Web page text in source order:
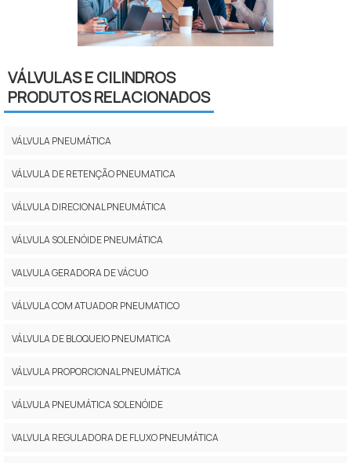
VÁLVULAS E CILINDROS
PRODUTOS RELACIONADOS
VÁLVULA PNEUMÁTICA
VÁLVULA DE RETENÇÃO PNEUMATICA
VÁLVULA DIRECIONAL PNEUMÁTICA
VÁLVULA SOLENÓIDE PNEUMÁTICA
VALVULA GERADORA DE VÁCUO
VÁLVULA COM ATUADOR PNEUMATICO
VÁLVULA DE BLOQUEIO PNEUMATICA
VÁLVULA PROPORCIONAL PNEUMÁTICA
VÁLVULA PNEUMÁTICA SOLENÓIDE
VALVULA REGULADORA DE FLUXO PNEUMÁTICA